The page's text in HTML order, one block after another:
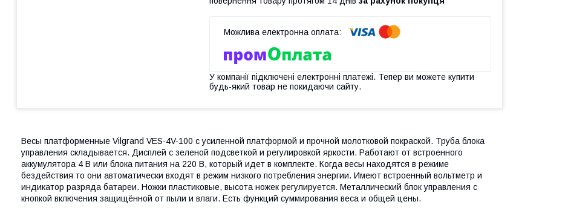
У компанії підключені електронні платежі. Тепер ви можете купити
будь-який товар не покидаючи сайту.
Весы платформенные Vilgrand VES-4V-100 с усиленной платформой и прочной молотковой покраской. Труба блока
управления складывается. Дисплей с зеленой подсветкой и регулировкой яркости. Работают от встроенного
аккумулятора 4 В или блока питания на 220 В, который идет в комплекте. Когда весы находятся в режиме
бездействия то они автоматически входят в режим низкого потребления энергии. Имеют встроенный вольтметр и
индикатор разряда батареи. Ножки пластиковые, высота ножек регулируется. Металлический блок управления с
кнопкой включения защищённой от пыли и влаги. Есть функций суммирования веса и общей цены.